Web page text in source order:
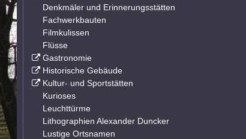
Denkmäler und Erinnerungsstätten
Fachwerkbauten
Filmkulissen
Flüsse
Gastronomie
Historische Gebäude
Kultur- und Sportstätten
Kurioses
Leuchttürme
Lithographien Alexander Duncker
Lustige Ortsnamen